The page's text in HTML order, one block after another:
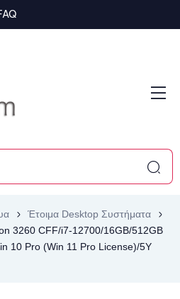
Έτοιμα Desktop Συστήματα
3260 CFF/i7-12700/16GB/512GB
10 Pro (Win 11 Pro License)/5Y